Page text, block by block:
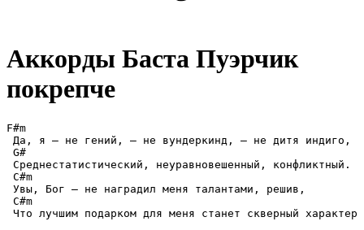
Аккорды Баста Пуэрчик
покрепче
F#m
Да, я — не гений, — не вундеркинд, — не дитя индиго,
G#
Среднестатистический, неуравновешенный, конфликтный.
C#m
Увы, Бог — не наградил меня талантами, решив,
C#m
Что лучшим подарком для меня станет скверный